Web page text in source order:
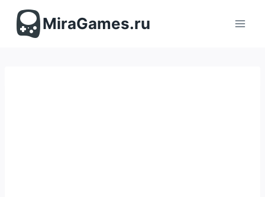
содержимомуMiraGames.ru